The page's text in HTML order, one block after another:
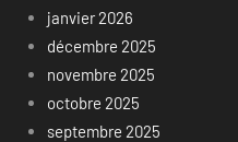
janvier 2026
décembre 2025
novembre 2025
octobre 2025
septembre 2025